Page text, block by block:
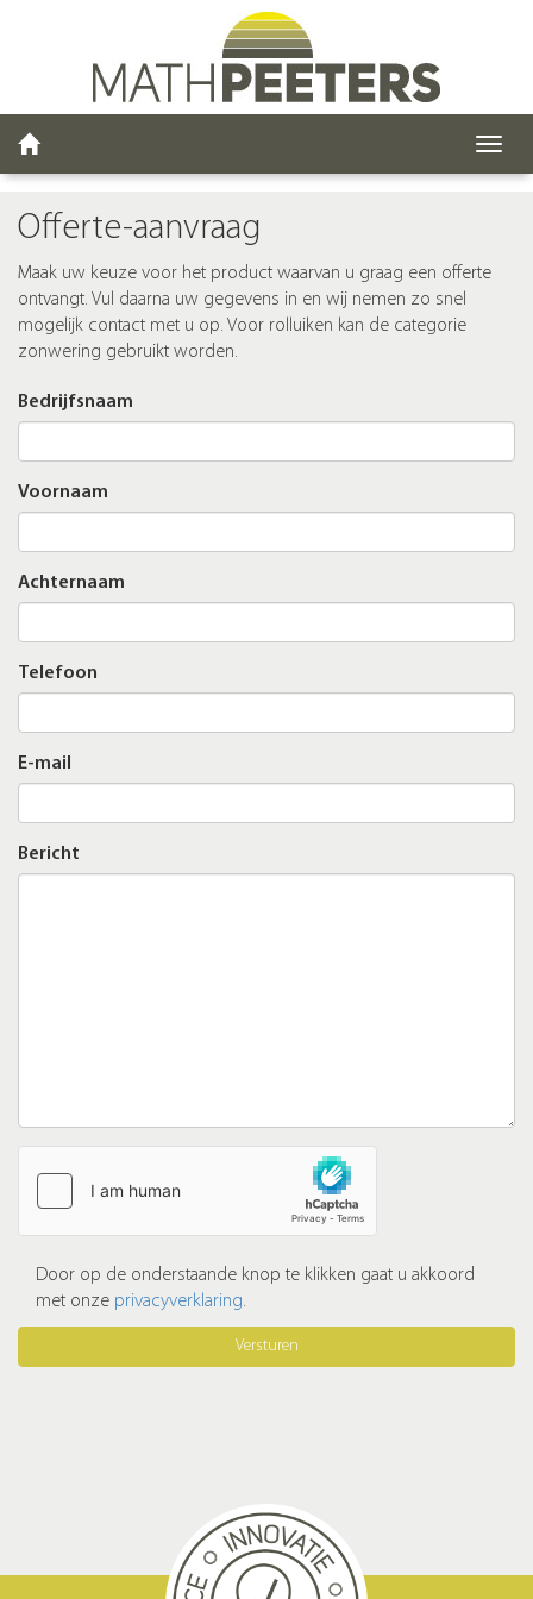
Offerte-aanvraag
Maak uw keuze voor het product waarvan u graag een offerte
ontvangt. Vul daarna uw gegevens in en wij nemen zo snel
mogelijk contact met u op. Voor rolluiken kan de categorie
zonwering gebruikt worden.
Bedrijfsnaam
Voornaam
Achternaam
Telefoon
E-mail
Bericht
Door op de onderstaande knop te klikken gaat u akkoord
met onze privacyverklaring.
Versturen